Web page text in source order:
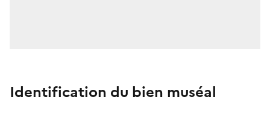
Identification du bien muséal